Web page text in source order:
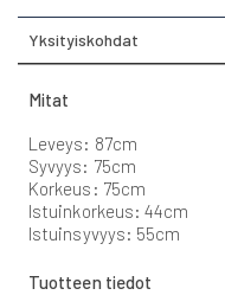
Yksityiskohdat
Mitat
Leveys: 87cm
Syvyys: 75cm
Korkeus: 75cm
Istuinkorkeus: 44cm
Istuinsyvyys: 55cm
Tuotteen tiedot